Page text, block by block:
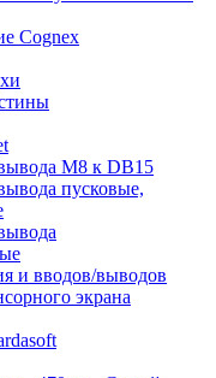
Cognex
M8 к DB15
пусковые,
и вводов/выводов
экрана